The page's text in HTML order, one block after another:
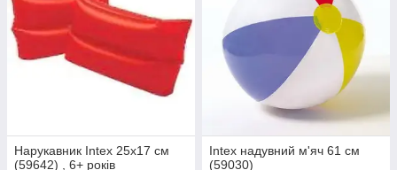
Нарукавник Intex 25х17 см
(59642) , 6+ років
Intex надувний м'яч 61 см
(59030)